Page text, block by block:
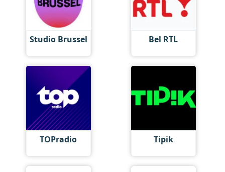
Studio Brussel Bel RTL
TOPradio Tipik